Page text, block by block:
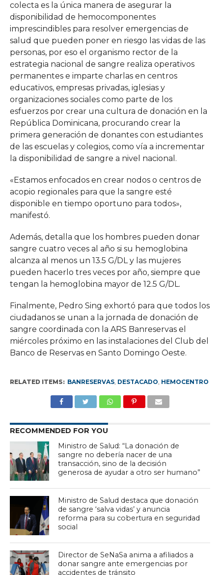
colecta es la única manera de asegurar la
disponibilidad de hemocomponentes
imprescindibles para resolver emergencias de
salud que pueden poner en riesgo las vidas de las
personas, por eso el organismo rector de la
estrategia nacional de sangre realiza operativos
permanentes e imparte charlas en centros
educativos, empresas privadas, iglesias y
organizaciones sociales como parte de los
esfuerzos por crear una cultura de donación en la
República Dominicana, procurando crear la
primera generación de donantes con estudiantes
de las escuelas y colegios, como vía a incrementar
la disponibilidad de sangre a nivel nacional.
«Estamos enfocados en crear nodos o centros de
acopio regionales para que la sangre esté
disponible en tiempo oportuno para todos»,
manifestó.
Además, detalla que los hombres pueden donar
sangre cuatro veces al año si su hemoglobina
alcanza al menos un 13.5 G/DL y las mujeres
pueden hacerlo tres veces por año, siempre que
tengan la hemoglobina mayor de 12.5 G/DL.
Finalmente, Pedro Sing exhortó para que todos los
ciudadanos se unan a la jornada de donación de
sangre coordinada con la ARS Banreservas el
miércoles próximo en las instalaciones del Club del
Banco de Reservas en Santo Domingo Oeste.
RELATED ITEMS: BANRESERVAS, DESTACADO, HEMOCENTRO
RECOMMENDED FOR YOU
Ministro de Salud: “La donación de
sangre no debería nacer de una
transacción, sino de la decisión
generosa de ayudar a otro ser humano”
Ministro de Salud destaca que donación
de sangre ‘salva vidas’ y anuncia
reforma para su cobertura en seguridad
social
Director de SeNaSa anima a afiliados a
donar sangre ante emergencias por
accidentes de tránsito